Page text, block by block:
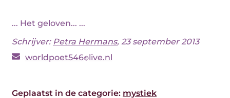
... Het geloven... ...
Schrijver: Petra Hermans, 23 september 2013
worldpoet546 live.nl
Geplaatst in de categorie: mystiek